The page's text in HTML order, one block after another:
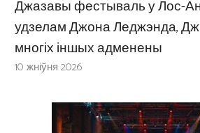
Джазавы фестываль у Лос-
удзелам Джона Леджэнда,
многіх іншых адменены
10 жніўня 2026